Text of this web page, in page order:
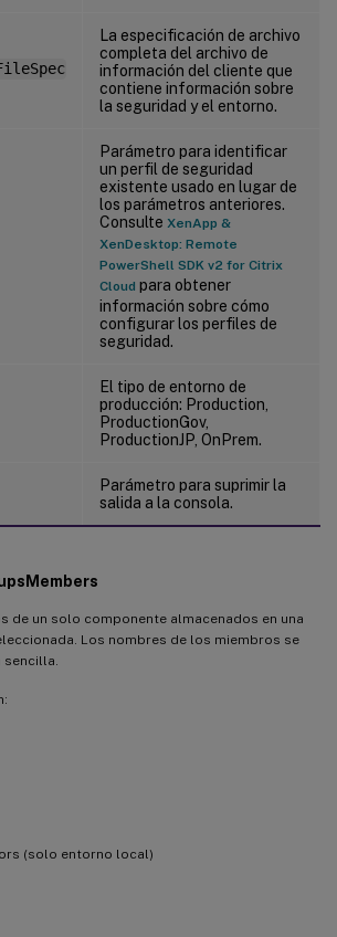
La especificación de archivo
completa del archivo de
información del cliente que
contiene información sobre
la seguridad y el entorno.
Parámetro para identificar
un perfil de seguridad
existente usado en lugar de
los parámetros anteriores.
Consulte XenApp &
XenDesktop: Remote
PowerShell SDK v2 for Citrix
Cloud para obtener
información sobre cómo
configurar los perfiles de
seguridad.
El tipo de entorno de
producción: Production,
ProductionGov,
ProductionJP, OnPrem.
Parámetro para suprimir la
salida a la consola.
de un solo componente almacenados en una
Los nombres de los miembros se
sencilla.
(solo entorno local)